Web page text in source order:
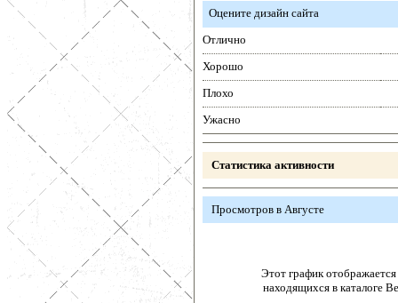
Оцените дизайн сайта
Отлично
Хорошо
Плохо
Ужасно
Статистика активности
Просмотров в Августе
Этот график отображается
находящихся в каталоге